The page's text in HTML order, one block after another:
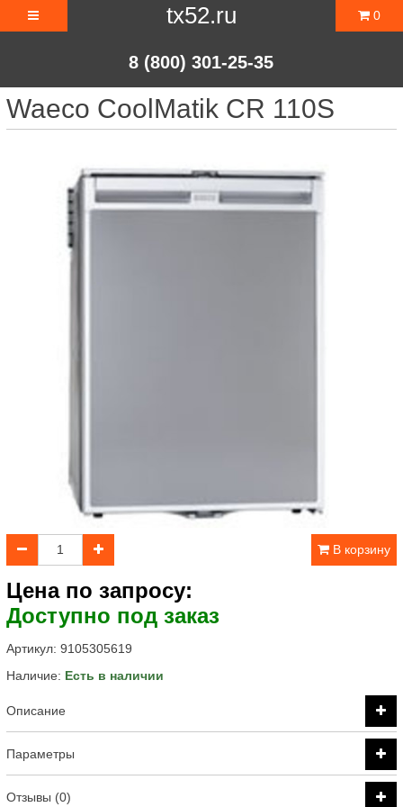
tx52.ru
8 (800) 301-25-35
0
Waeco CoolMatik CR 110S
В корзину
Цена по запросу:
Доступно под заказ
Артикул: 9105305619
Наличие: Есть в наличии
Описание
Параметры
Отзывы (0)